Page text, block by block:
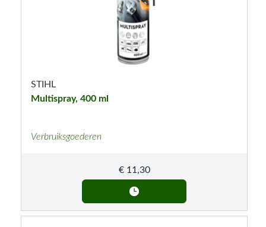
STIHL
Multispray, 400 ml
Verbruiksgoederen
€11,30